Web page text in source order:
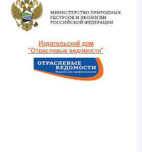
Издательский дом
"Отраслевые ведомости"